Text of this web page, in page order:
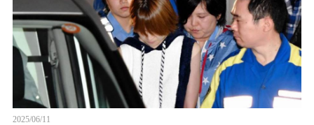
2025/06/11